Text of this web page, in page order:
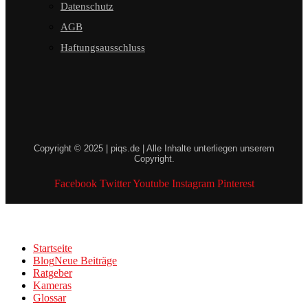
Datenschutz
AGB
Haftungsausschluss
Copyright © 2025 | piqs.de | Alle Inhalte unterliegen unserem
Copyright.
Facebook Twitter Youtube Instagram Pinterest
Startseite
BlogNeue Beiträge
Ratgeber
Kameras
Glossar